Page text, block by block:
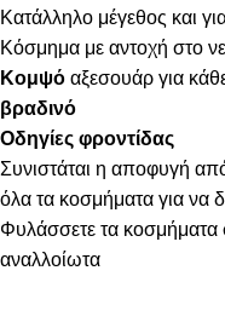
Κατάλληλο μέγεθος και
Κόσμημα με αντοχή στο
Κομψό αξεσουάρ για
βραδινό
Οδηγίες φροντίδας
Συνιστάται η αποφυγή
όλα τα κοσμήματα για να
Φυλάσσετε τα κοσμήματα
αναλλοίωτα